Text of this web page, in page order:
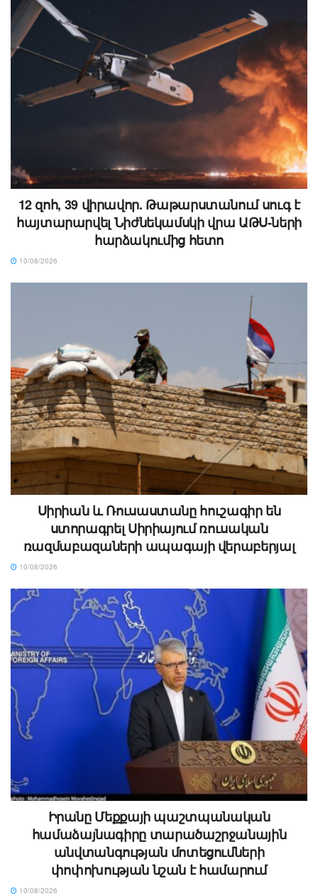
12 զոհ, 39 վիրավոր. Թաթարստանում սուգ է
հայտարարվել Նիժնեկամսկի վրա ԱԹՍ-ների
հարձակումից հետո
10/08/2026
Սիրիան և Ռուսաստանը հուշագիր են
ստորագրել Սիրիայում ռուսական
ռազմաբազաների ապագայի վերաբերյալ
10/08/2026
Իրանը Մեքքայի պաշտպանական
համաձայնագիրը տարածաշրջանային
անվտանգության մոտեցումների
փոփոխության նշան է համարում
10/08/2026